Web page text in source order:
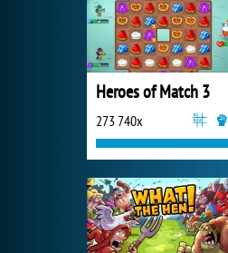
Heroes of Match 3
273 740x